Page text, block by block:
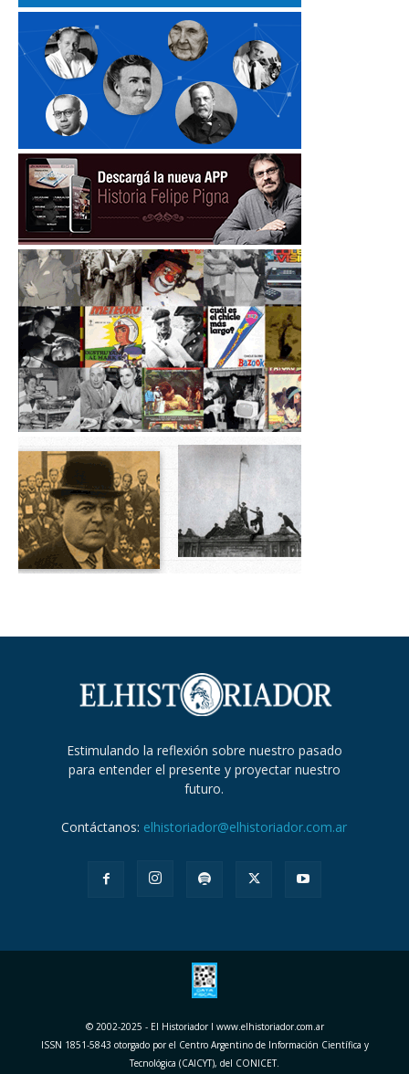
Estimulando la reflexión sobre nuestro pasado
para entender el presente y proyectar nuestro
futuro.
Contáctanos: elhistoriador@elhistoriador.com.ar
© 2002-2025 - El Historiador I www.elhistoriador.com.ar
ISSN 1851-5843 otorgado por el Centro Argentino de Información Científica y
Tecnológica (CAICYT), del CONICET.